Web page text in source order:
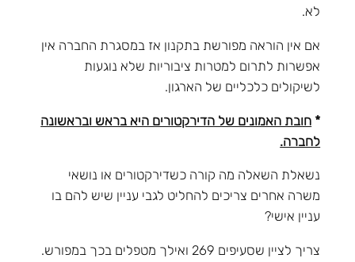
לא.
אם אין הוראה מפורשת בתקנון אז במסגרת החברה אין
אפשרות לתרום למטרות ציבוריות שלא נוגעות
לשיקולים כלכליים של הארגון.
* חובת האמונים של הדירקטורים היא בראש ובראשונה
לחברה.
נשאלת השאלה מה קורה כשדירקטורים או נושאי
משרה אחרים צריכים להחליט לגבי עניין שיש להם בו
עניין אישי?
צריך לציין שסעיפים 269 ואילך מטפלים בכך במפורש.